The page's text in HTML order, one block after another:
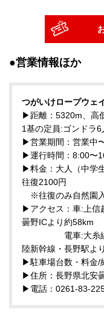
●営業情報ほか
つがいけロープウェ
▶距離：5320m、高
1基の定員:ゴンドラ
▶営業期間：営業中
▶運行時間：8:00〜
▶料金：大人（中学
往復2100円
※往復のみ自然園
▶アクセス：車:上信
曇野ICより約58km
電車:大糸線・
陸新幹線・長野駅よ
▶駐車場台数・料金/
▶住所：長野県北安
▶電話：0261-83-